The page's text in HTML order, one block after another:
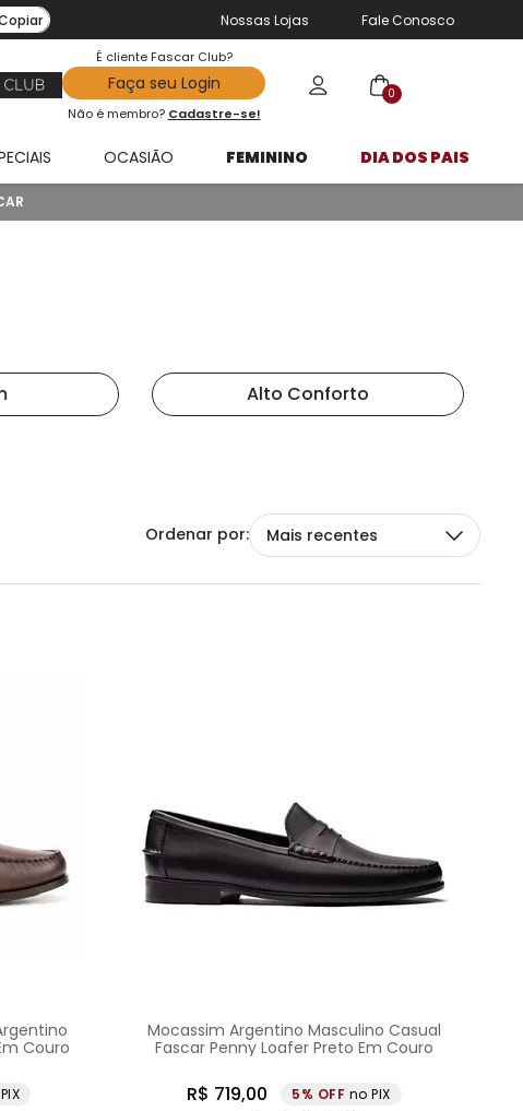
Nossas Lojas Fale Conosco
É cliente Fascar Club?
Faça seu Login
Não é membro? Cadastre-se!
0
OCASIÃO FEMININO DIA DOS PAIS
Alto Conforto
Mais recentes
Couro
Mocassim Argentino Masculino Casual
Fascar Penny Loafer Preto Em Couro
R$ 719,00 5% no PIX